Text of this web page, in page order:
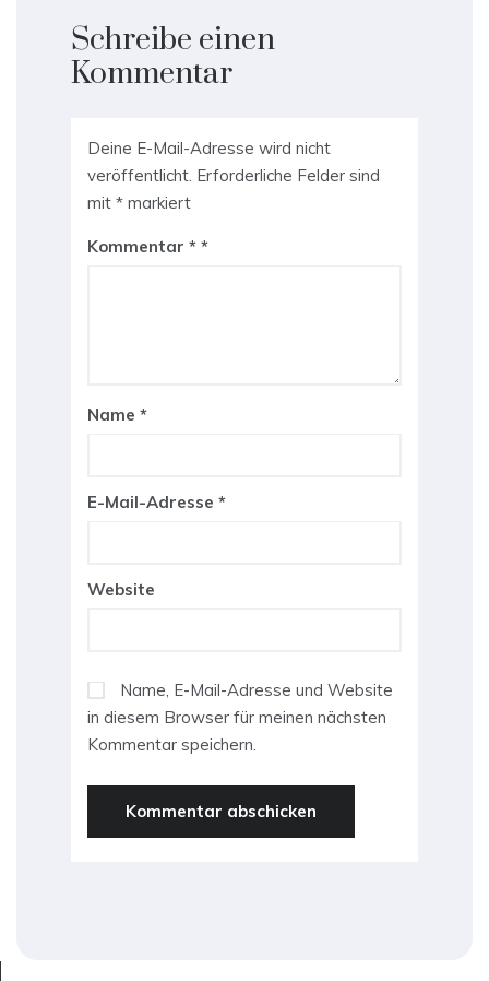
Schreibe einen
Kommentar
Deine E-Mail-Adresse wird nicht
veröffentlicht. Erforderliche Felder sind
mit * markiert
Kommentar *
Name *
E-Mail-Adresse *
Website
Name, E-Mail-Adresse und Website
in diesem Browser für meinen nächsten
Kommentar speichern.